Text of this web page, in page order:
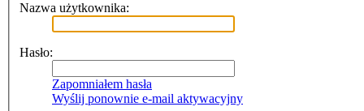
Nazwa użytkownika:
Hasło:
Zapomniałem hasła
Wyślij ponownie e-mail aktywacyjny